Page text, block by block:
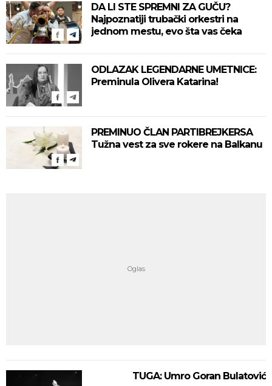
DA LI STE SPREMNI ZA GUČU?
Najpoznatiji trubački orkestri na
jednom mestu, evo šta vas čeka
ODLAZAK LEGENDARNE UMETNICE:
Preminula Olivera Katarina!
PREMINUO ČLAN PARTIBREJKERSA
Tužna vest za sve rokere na Balkanu
TUGA: Umro Goran Bulatović